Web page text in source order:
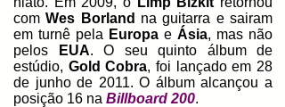
com Wes Borland na guitarra e sairam
em turnê pela Europa e Ásia, mas não
pelos
EUA. O seu quinto álbum de
estúdio, Gold Cobra, foi lançado em 28
de junho de 2011. O álbum alcançou a
posição 16 na Billboard 200.